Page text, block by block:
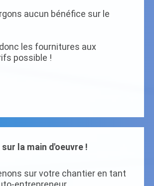
aucun bénéfice sur le
les fournitures aux
possible !
sur la main d'oeuvre !
sur votre chantier en tant